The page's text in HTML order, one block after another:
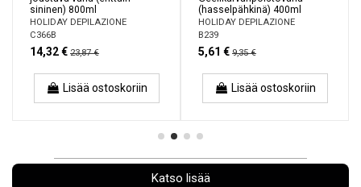
sininen) 800ml
HOLIDAY DEPILAZIONE
C366B
14,32 € 23,87 €
Lisää ostoskoriin
(hasselpähkinä) 400ml
HOLIDAY DEPILAZIONE
B239
5,61 € 9,35 €
Lisää ostoskoriin
Katso lisää